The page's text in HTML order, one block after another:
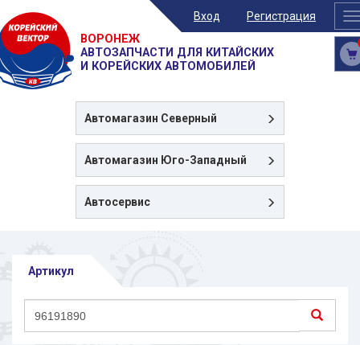
Вход Регистрация
ВОРОНЕЖ
АВТОЗАПЧАСТИ ДЛЯ КИТАЙСКИХ
И КОРЕЙСКИХ АВТОМОБИЛЕЙ
Автомагазин Северный
Автомагазин Юго-Западный
Автосервис
Артикул